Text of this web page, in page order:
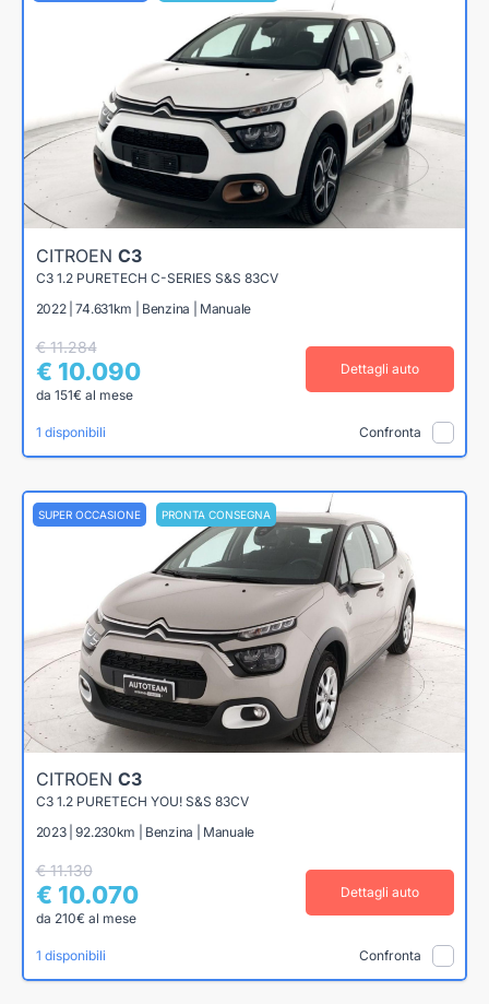
CITROEN C3
C3 1.2 PURETECH C-SERIES S&S 83CV
2022 | 74.631km | Benzina | Manuale
€ 11.284
€ 10.090
da 151€ al mese
Dettagli auto
1 disponibili Confronta
SUPER OCCASIONE PRONTA CONSEGNA
CITROEN C3
C3 1.2 PURETECH YOU! S&S 83CV
2023 | 92.230km | Benzina | Manuale
€ 11.130
€ 10.070
da 210€ al mese
Dettagli auto
1 disponibili Confronta